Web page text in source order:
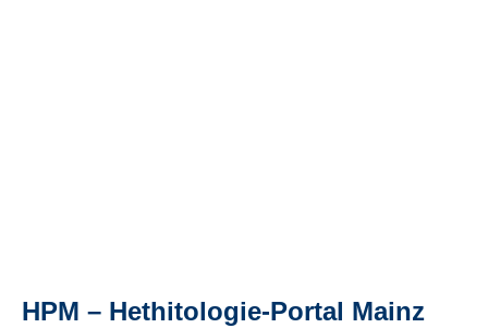
HPM – Hethitologie-Portal Mainz